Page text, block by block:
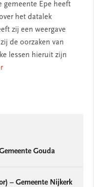
gemeente Epe heeft
het datalek
zij een weergave
de oorzaken van
lessen hieruit zijn
Gouda
– Gemeente Nijkerk